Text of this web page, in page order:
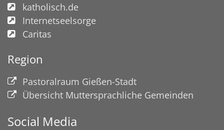
katholisch.de
Internetseelsorge
Caritas
Region
Pastoralraum Gießen-Stadt
Übersicht Muttersprachliche Gemeinden
Social Media